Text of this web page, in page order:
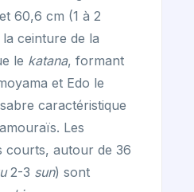
60,6 cm (1 à 2
ceinture de la
le katana, formant
et Edo le
caractéristique
Les
courts, autour de 36
2-3 sun) sont